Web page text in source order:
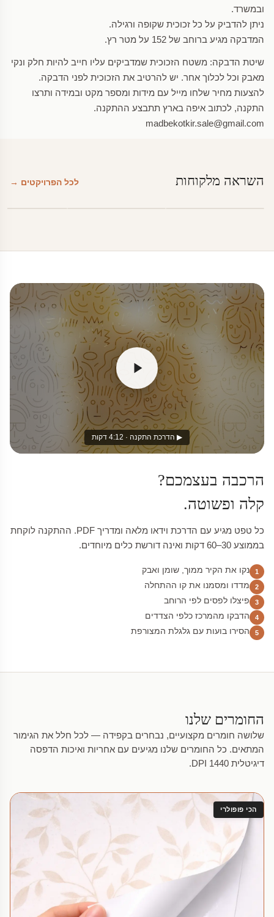
ובמשרד.
ניתן להדביק על כל זכוכית שקופה ורגילה.
המדבקה מגיע ברוחב של 152 על מטר רץ.
שיטת הדבקה: משטח הזכוכית שמדביקים עליו חייב להיות חלק ונקי
מאבק וכל לכלוך אחר. יש להרטיב את הזכוכית לפני הדבקה.
להצעות מחיר שלחו מייל עם מידות ומספר מקט ובמידה ותרצו
התקנה, לכתוב איפה בארץ תתבצע ההתקנה.
madbekotkir.sale@gmail.com
השראה מלקוחות לכל הפרויקטים →
▶ הדרכת התקנה · 4:12 דקות
הרכבה בעצמכם?
קלה ופשוטה.
כל טפט מגיע עם הדרכת וידאו מלאה ומדריך PDF. ההתקנה לוקחת
בממוצע 30–60 דקות ואינה דורשת כלים מיוחדים.
1 נקו את הקיר ממוך, שומן ואבק
2 מדדו ומסמנו את קו ההתחלה
3 פיצלו לפסים לפי הרוחב
4 הדבקו מהמרכז כלפי הצדדים
5 הסירו בועות עם גלגלת המצורפת
החומרים שלנו
שלושה חומרים מקצועיים, נבחרים בקפידה — לכל חלל את הגימור
המתאים. כל החומרים שלנו מגיעים עם אחריות ואיכות הדפסה
דיגיטלית 1440 DPI.
הכי פופולרי